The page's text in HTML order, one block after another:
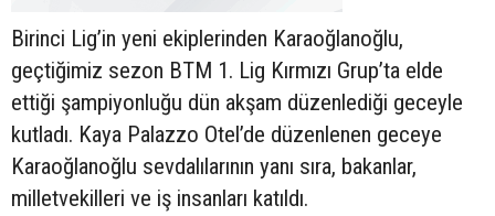
Birinci Lig’in yeni ekiplerinden Karaoğlanoğlu,
geçtiğimiz sezon BTM 1. Lig Kırmızı Grup’ta elde
ettiği şampiyonluğu dün akşam düzenlediği geceyle
kutladı. Kaya Palazzo Otel’de düzenlenen geceye
Karaoğlanoğlu sevdalılarının yanı sıra, bakanlar,
milletvekilleri ve iş insanları katıldı.